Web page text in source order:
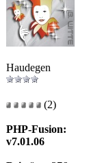
Haudegen
(2)
PHP-Fusion:
v7.01.06